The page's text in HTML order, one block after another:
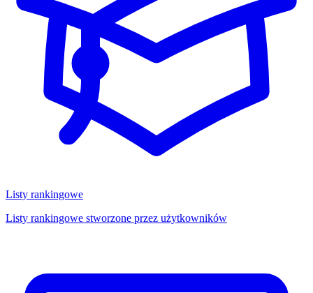
Listy rankingowe
Listy rankingowe stworzone przez użytkowników